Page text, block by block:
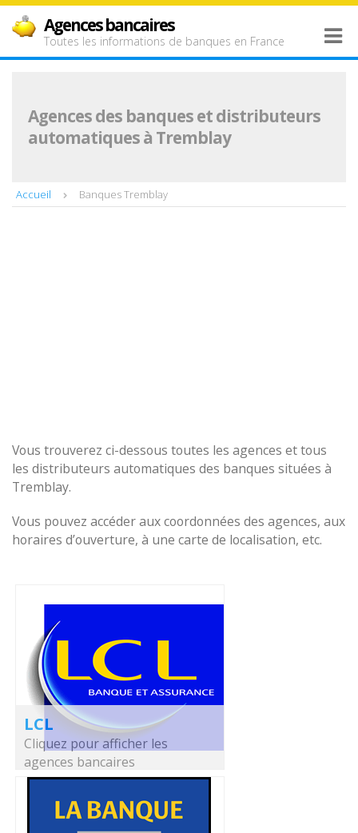
Agences bancaires
Toutes les informations de banques en France
Agences des banques et distributeurs
automatiques à Tremblay
Accueil Banques Tremblay
Vous trouverez ci-dessous toutes les agences et tous
les distributeurs automatiques des banques situées à
Tremblay.
Vous pouvez accéder aux coordonnées des agences, aux
horaires d’ouverture, à une carte de localisation, etc.
LCL
Cliquez pour afficher les
agences bancaires